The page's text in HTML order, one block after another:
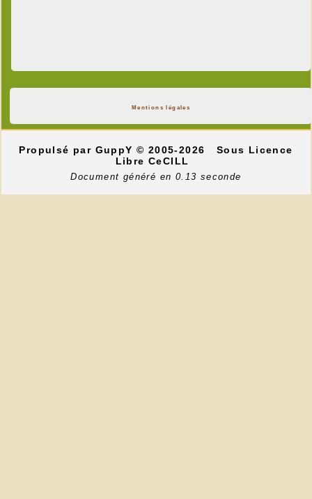
Mentions légales
Propulsé par GuppY© 2005-2026
Sous Licence
Libre CeCILL
Document généré en 0.13 seconde